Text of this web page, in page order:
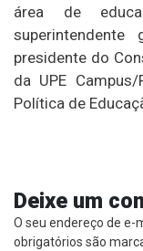
área de
presidente do
da UPE
Política de
Deixe um
O seu endereço de e-
obrigatórios são